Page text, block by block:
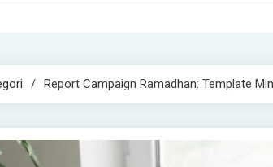
Report Campaign Ramadhan: Template